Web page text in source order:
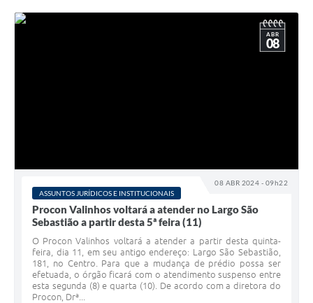
08 ABR 2024 - 09h22
ABR
08
ASSUNTOS JURÍDICOS E INSTITUCIONAIS
Procon Valinhos voltará a atender no Largo São
Sebastião a partir desta 5ª feira (11)
O Procon Valinhos voltará a atender a partir desta quinta-
feira, dia 11, em seu antigo endereço: Largo São Sebastião,
181, no Centro. Para que a mudança de prédio possa ser
efetuada, o órgão ficará com o atendimento suspenso entre
esta segunda (8) e quarta (10). De acordo com a diretora do
Procon, Drª...